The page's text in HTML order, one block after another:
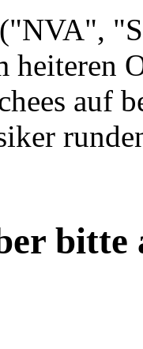
heiteren
auf
bitte